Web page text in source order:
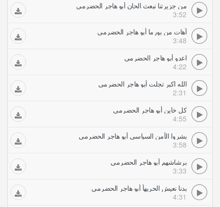
من جزيرتنا نبعث الحان أبو هاجر الحضرمي
3:52
آهات من بورما أبو هاجر الحضرمي
3:48
اعدو أبو هاجر الحضرمي
4:22
الله اكبر تجلت أبو هاجر الحضرمي
2:31
كل خاين أبو هاجر الحضرمي
4:55
بشروا الأمن السياسي أبو هاجر الحضرمي
3:58
برشاشهم أبو هاجر الحضرمي
3:33
بدنا نعيش الحريهأ أبو هاجر الحضرمي
4:31